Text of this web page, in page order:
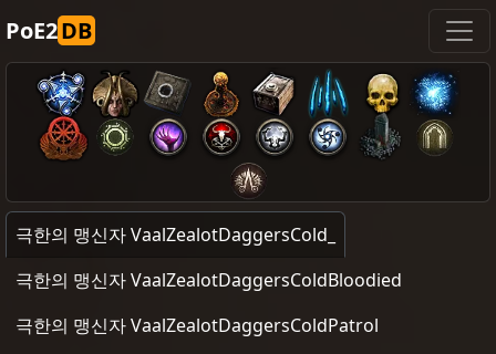
PoE2DB
극한의 맹신자 VaalZealotDaggersCold_
극한의 맹신자 VaalZealotDaggersColdBloodied
극한의 맹신자 VaalZealotDaggersColdPatrol